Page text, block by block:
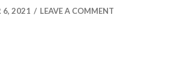
6, 2021 LEAVE A COMMENT